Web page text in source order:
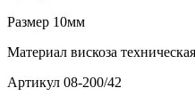
Размер 10мм
Материал вискоза техническая
Артикул 08-200/42